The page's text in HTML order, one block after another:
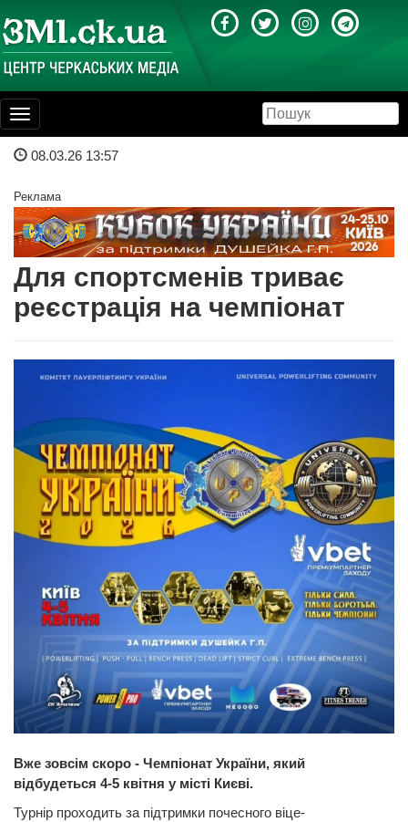
Toggle
navigation
08.03.26 13:57
Реклама
Для спортсменів триває
реєстрація на чемпіонат
Вже зовсім скоро - Чемпіонат України, який
відбудеться 4-5 квітня у місті Києві.
Турнір проходить за підтримки почесного віце-